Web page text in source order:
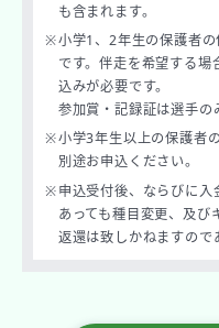
も含まれます。
※小学1、2年生の保護者の
です。伴走を希望する
込みが必要です。
参加賞・記録証は選手の
※⼩学3年生以上の保護者
別途お申込ください。
※申込受付後、ならびに
あっても種目変更、及び
返還は致しかねますので